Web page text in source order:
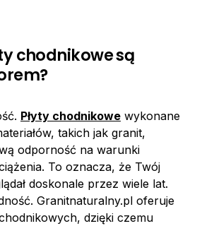
chodnikowe są
Płyty chodnikowe wykonane
takich jak granit,
odporność na warunki
To oznacza, że Twój
doskonale przez wiele lat.
Granitnaturalny.pl oferuje
dzięki czemu